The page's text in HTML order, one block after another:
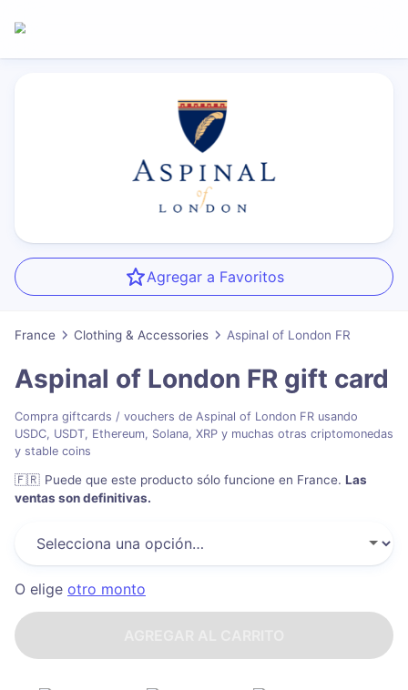
Agregar a Favoritos
France Clothing & Accessories Aspinal of London FR
Aspinal of London FR gift card
Compra giftcards / vouchers de Aspinal of London FR usando
USDC, USDT, Ethereum, Solana, XRP y muchas otras criptomonedas
y stable coins
🇫🇷 Puede que este producto sólo funcione en France. Las
ventas son definitivas.
O elige otro monto